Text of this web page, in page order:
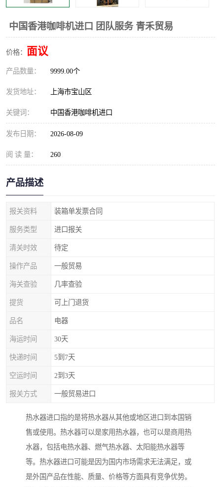
中国香港咖啡机进口 团队服务 青禾贸易
价格： 面议
产品数量： 9999.00个
发货地址： 上海市宝山区
关键词： 中国香港咖啡机进口
发布日期： 2026-08-09
阅 读 量： 260
产品描述
报关资料 装箱单发票合同
服务类型 进口报关
清关时效 待定
操作产品 一般贸易
海关查验 几率查验
提货 可上门退货
品名 电器
海运时间 30天
快递时间 5到7天
空运时间 2到3天
报关方式 一般贸易进口
热水器进口指的是将热水器从其他或地区进口到本国销
售或使用。热水器可以是家用热水器，也可以是商用热
水器，包括电热水器、燃气热水器、太阳能热水器等
等。热水器进口可能是因为国内市场需求无法满足，或
是外国产品在性能、质量、价格等方面具有竞争优势。